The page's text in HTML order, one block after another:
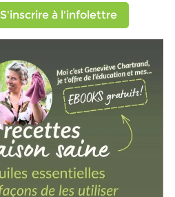
S'inscrire à l'infolettre